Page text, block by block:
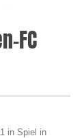
FC
in Spiel in